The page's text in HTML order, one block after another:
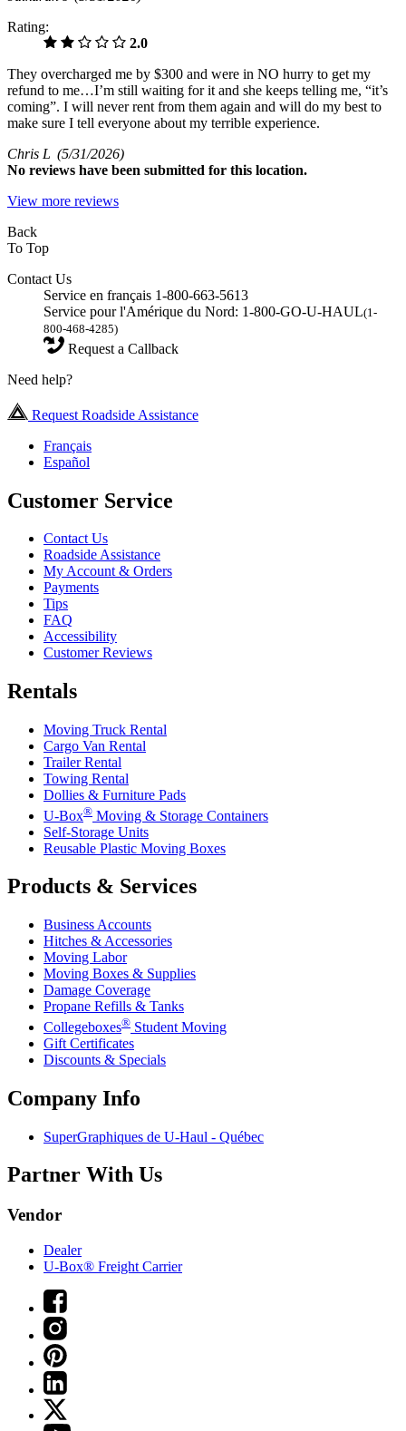
Rating:
2.0
They overcharged me by $300 and were in NO hurry to get my
refund to me…I’m still waiting for it and she keeps telling me, “it’s
coming”. I will never rent from them again and will do my best to
make sure I tell everyone about my terrible experience.
Chris L (5/31/2026)
No reviews have been submitted for this location.
View more reviews
Back
To Top
Contact Us
Service en français 1-800-663-5613
Service pour l'Amérique du Nord: 1-800-GO-U-HAUL(1-
800-468-4285)
Request a Callback
Need help?
Request Roadside Assistance
Français
Español
Customer Service
Contact Us
Roadside Assistance
My Account & Orders
Payments
Tips
FAQ
Accessibility
Customer Reviews
Rentals
Moving Truck Rental
Cargo Van Rental
Trailer Rental
Towing Rental
Dollies & Furniture Pads
U-Box® Moving & Storage Containers
Self-Storage Units
Reusable Plastic Moving Boxes
Products & Services
Business Accounts
Hitches & Accessories
Moving Labor
Moving Boxes & Supplies
Damage Coverage
Propane Refills & Tanks
Collegeboxes® Student Moving
Gift Certificates
Discounts & Specials
Company Info
SuperGraphiques de U-Haul - Québec
Partner With Us
Vendor
Dealer
U-Box® Freight Carrier